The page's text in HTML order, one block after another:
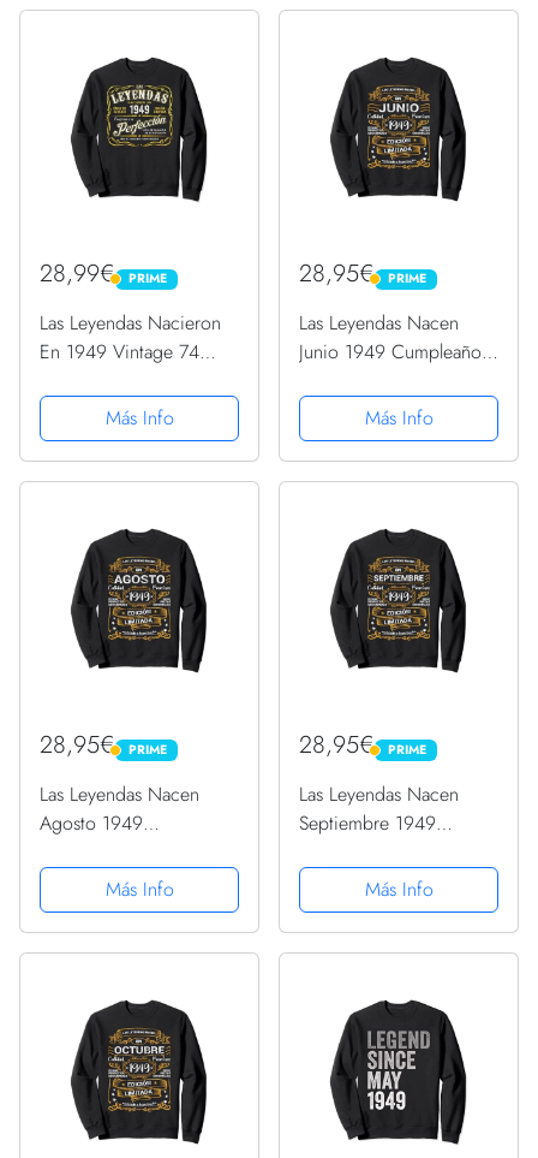
28,99€ PRIME
PRIME
Las Leyendas Nacieron
En 1949 Vintage 74
Más Info
28,95€ PRIME
PRIME
Las Leyendas Nacen
Junio 1949 Cumpleaños
Más Info
28,95€ PRIME
PRIME
Las Leyendas Nacen
Agosto 1949
Mujer Sudadera
Más Info
28,95€ PRIME
PRIME
Las Leyendas Nacen
Septiembre 1949
Mujer Sudadera
Más Info